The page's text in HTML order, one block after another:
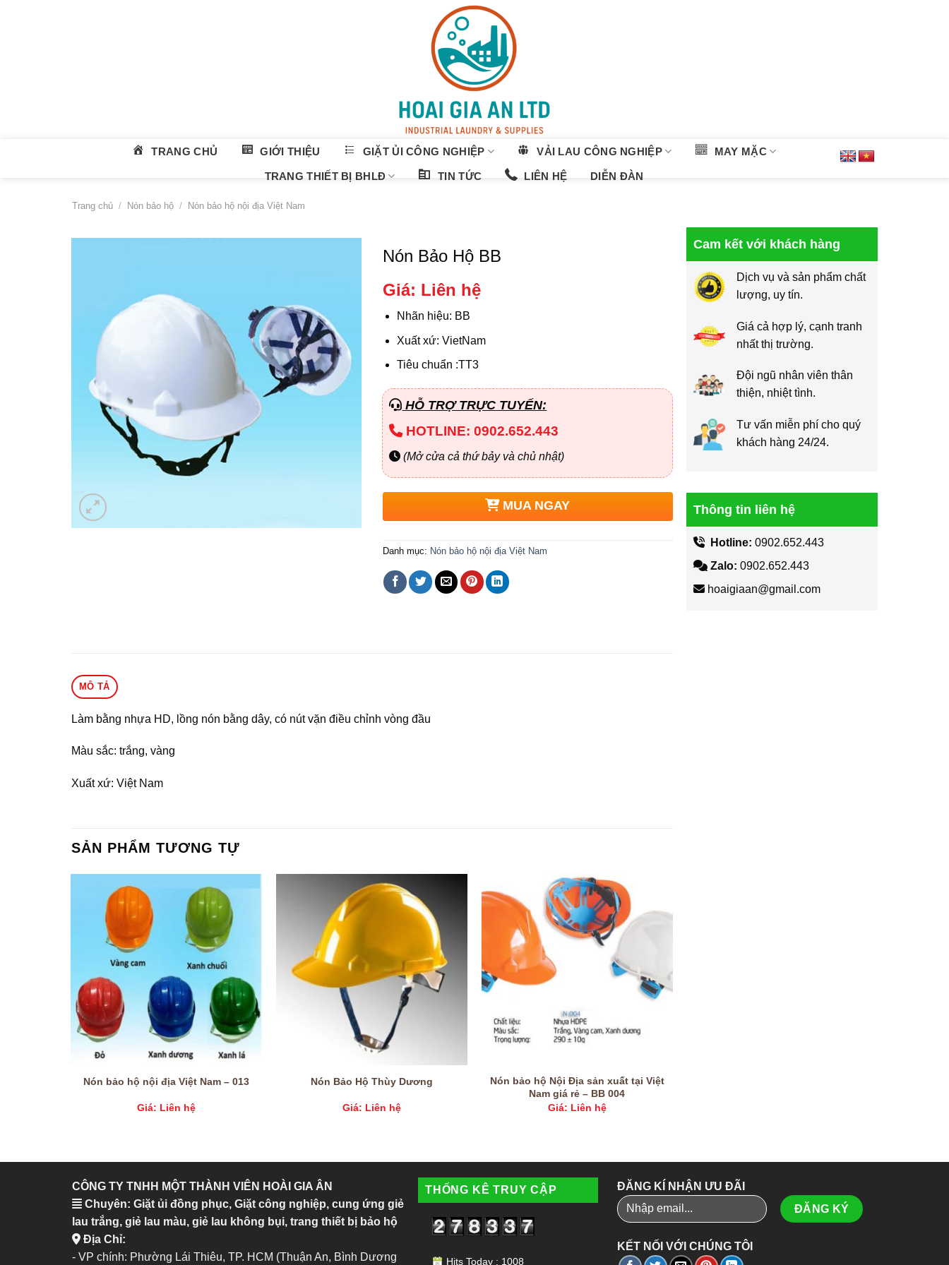
TRANG CHỦ GIỚI THIỆU GIẶT ỦI CÔNG NGHIỆP VẢI LAU CÔNG NGHIỆP MAY MẶC
TRANG THIẾT BỊ BHLĐ TIN TỨC LIÊN HỆ DIỄN ĐÀN
Trang chủ / Nón bảo hộ / Nón bảo hộ nội địa Việt Nam
Cam kết với khách hàng
Dịch vụ và sản phẩm chất
lượng, uy tín.
Giá cả hợp lý, cạnh tranh
nhất thị trường.
Đội ngũ nhân viên thân
thiện, nhiệt tình.
Tư vấn miễn phí cho quý
khách hàng 24/24.
Thông tin liên hệ
Hotline: 0902.652.443
Zalo: 0902.652.443
hoaigiaan@gmail.com
Nón Bảo Hộ BB
Giá: Liên hệ
Nhãn hiệu: BB
Xuất xứ: VietNam
Tiêu chuẩn :TT3
HỖ TRỢ TRỰC TUYẾN:
HOTLINE: 0902.652.443
(Mở cửa cả thứ bảy và chủ nhật)
MUA NGAY
Danh mục: Nón bảo hộ nội địa Việt Nam
MÔ TẢ
Làm bằng nhựa HD, lồng nón bằng dây, có nút vặn điều chỉnh vòng đầu
Màu sắc: trắng, vàng
Xuất xứ: Việt Nam
SẢN PHẨM TƯƠNG TỰ
Nón bảo hộ nội địa Việt Nam – 013
Giá: Liên hệ
Nón Bảo Hộ Thùy Dương
Giá: Liên hệ
Nón bảo hộ Nội Địa sản xuất tại Việt
Nam giá rẻ – BB 004
Giá: Liên hệ
CÔNG TY TNHH MỘT THÀNH VIÊN HOÀI GIA ÂN
Chuyên: Giặt ủi đồng phục, Giặt công nghiệp, cung ứng giẻ
lau trắng, giẻ lau màu, giẻ lau không bụi, trang thiết bị bảo hộ
Địa Chỉ:
- VP chính: Phường Lái Thiêu, TP. HCM (Thuận An, Bình Dương
THỐNG KÊ TRUY CẬP
Hits Today : 1008
ĐĂNG KÍ NHẬN ƯU ĐÃI
KẾT NỐI VỚI CHÚNG TÔI